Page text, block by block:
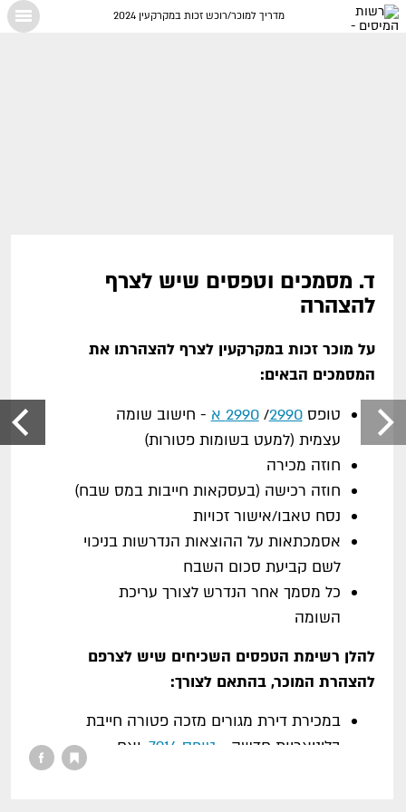
מדריך למוכר/רוכש זכות במקרקעין 2024
ד. מסמכים וטפסים שיש לצרף
להצהרה
על מוכר זכות במקרקעין לצרף להצהרתו את
המסמכים הבאים:
טופס2990
/2990 א
- חישוב שומה
עצמית (למעט בשומות פטורות)
חוזה מכירה
חוזה רכישה (בעסקאות חייבות במס שבח)
נסח טאבו/אישור זכויות
אסמכתאות על ההוצאות הנדרשות בניכוי
לשם קביעת סכום השבח
כל מסמך אחר הנדרש לצורך עריכת
השומה
להלן רשימת הטפסים השכיחים שיש לצרפם
להצהרת המוכר, בהתאם לצורך:
במכירת דירת מגורים מזכה פטורה חייבת
בליניאריות חדשה - טופס 7914
, ואם
X